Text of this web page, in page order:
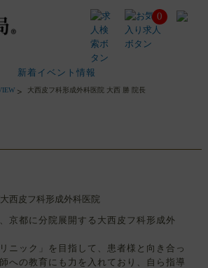
0
大西皮フ科形成外科医院 大西 勝 院長
京都に分院展開する大西皮フ科形成外
ニック」を目指して、患者様と向き合っ
への教育にも力を入れており、自ら指導